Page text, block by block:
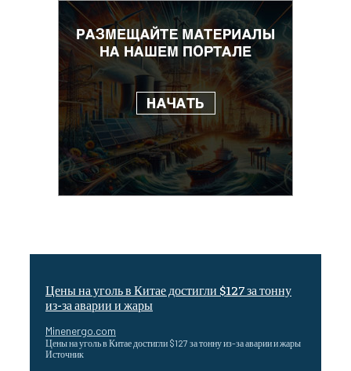
Цены на уголь в Китае достигли $127 за тонну
из-за аварии и жары
Minenergo.com
Цены на уголь в Китае достигли $127 за тонну из-за аварии и жары
Источник